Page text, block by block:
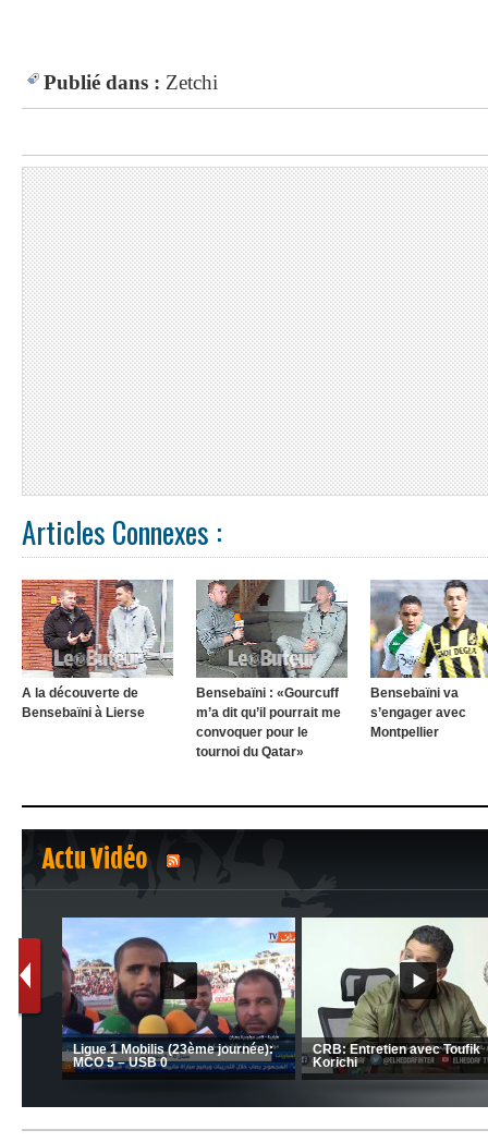
Publié dans : Zetchi
Articles Connexes :
A la découverte de
Bensebaïni à Lierse
Bensebaïni : «Gourcuff
m’a dit qu’il pourrait me
convoquer pour le
tournoi du Qatar»
Bensebaïni va
s’engager avec
Montpellier
Actu Vidéo
1 2
CRB: Entretien avec Toufik
Korichi
Ligue 1 Mobilis (23ème journée):
MCO 5 – USB 0